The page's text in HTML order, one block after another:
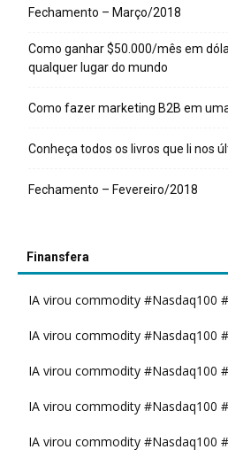
Fechamento – Março/2018
Como ganhar $50.000/mês em
qualquer lugar do mundo
Como fazer marketing B2B em
Conheça todos os livros que li nos
Fechamento – Fevereiro/2018
Finansfera
IA virou commodity #Nasdaq100
IA virou commodity #Nasdaq100
IA virou commodity #Nasdaq100
IA virou commodity #Nasdaq100
IA virou commodity #Nasdaq100